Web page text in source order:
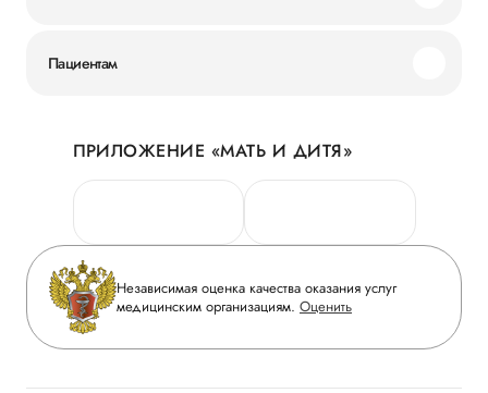
Новости
Руководство
Сотрудничество
Инвесторам
Журнал «Мать и дитя»
Вакансии
Медицинский туризм
Пациентам
Личный кабинет
Персональные данные
Горячая линия качества
Вопрос-ответ
Приложение пациента
Статьи
ПРИЛОЖЕНИЕ «МАТЬ И ДИТЯ»
Независимая оценка качества оказания услуг
медицинским организациям. Оценить